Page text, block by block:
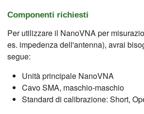
Componenti richiesti
Per utilizzare il NanoVNA per
es. impedenza dell'antenna), avrai
segue:
Unità principale NanoVNA
Cavo SMA, maschio-maschio
Standard di calibrazione: Short,